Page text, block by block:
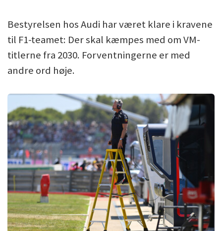
Bestyrelsen hos Audi har været klare i kravene
til F1-teamet: Der skal kæmpes med om VM-
titlerne fra 2030. Forventningerne er med
andre ord høje.